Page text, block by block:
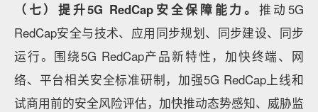
（七）提升5G RedCap安全保障能力。 推动5G
RedCap安全与技术、应用同步规划、同步建设、同步
运行。围绕5G RedCap产品新特性，加快终端、网
络、平台相关安全标准研制，加强5G RedCap上线和
试商用前的安全风险评估，加快推动态势感知、威胁监